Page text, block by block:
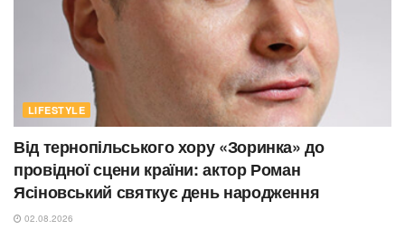
LIFESTYLE
Від тернопільського хору «Зоринка» до
провідної сцени країни: актор Роман
Ясіновський святкує день народження
02.08.2026